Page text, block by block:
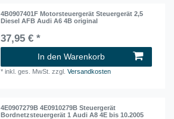
4B0907401F Motorsteuergerät Steuergerät 2,5
Diesel AFB Audi A6 4B original
37,95 € *
In den Warenkorb
*inkl. ges. MwSt. zzgl.Versandkosten
4E0907279B 4E0910279B Steuergerät
Bordnetzsteuergerät 1 Audi A8 4E bis 10.2005